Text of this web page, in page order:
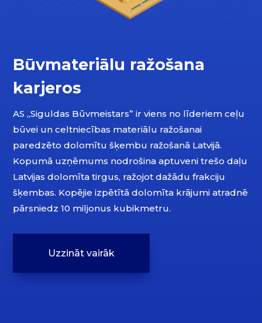
Būvmateriālu ražošana
karjeros
AS „Siguldas Būvmeistars” ir viens no līderiem ceļu
būvei un celtniecības materiālu ražošanai
paredzēto dolomītu šķembu ražošanā Latvijā.
Kopumā uzņēmums nodrošina aptuveni trešo daļu
Latvijas dolomīta tirgus, ražojot dažādu frakciju
šķembas. Kopējie izpētītā dolomīta krājumi atradnē
pārsniedz 10 miljonus kubikmetru.
Uzzināt vairāk